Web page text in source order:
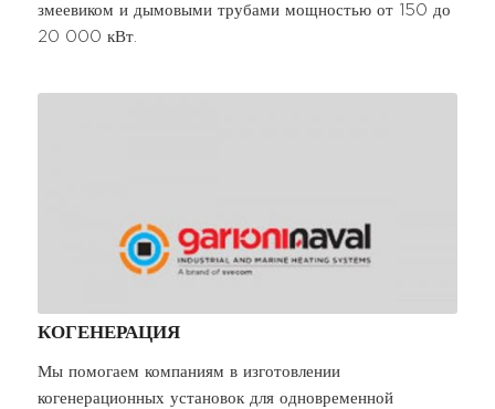
змеевиком и дымовыми трубами мощностью от 150 до
20 000 кВт.
КОГЕНЕРАЦИЯ
Мы помогаем компаниям в изготовлении
когенерационных установок для одновременной